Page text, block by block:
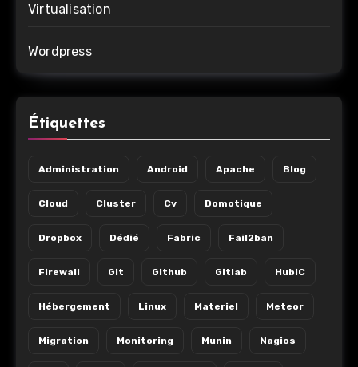
Virtualisation
Wordpress
Étiquettes
Administration Android Apache Blog
Cloud Cluster Cv Domotique
Dropbox Dédié Fabric Fail2ban
Firewall Git Github Gitlab HubiC
Hébergement Linux Materiel Meteor
Migration Monitoring Munin Nagios